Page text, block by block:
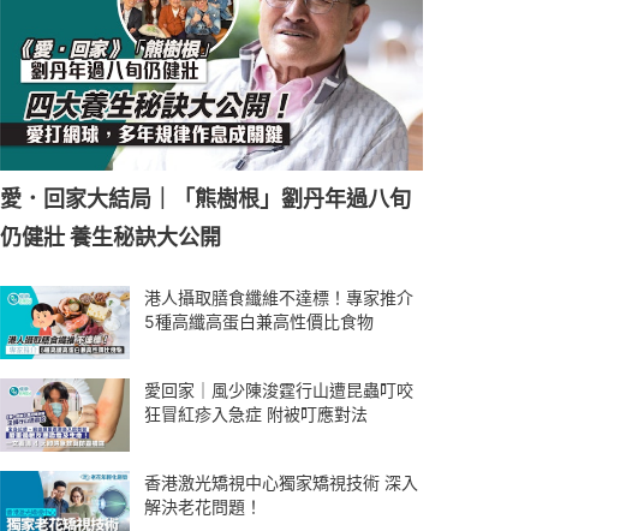
愛．回家大結局｜「熊樹根」劉丹年過八旬
仍健壯 養生秘訣大公開
港人攝取膳食纖維不達標！專家推介
5種高纖高蛋白兼高性價比食物
愛回家｜風少陳浚霆行山遭昆蟲叮咬
狂冒紅疹入急症 附被叮應對法
香港激光矯視中心獨家矯視技術 深入
解決老花問題！